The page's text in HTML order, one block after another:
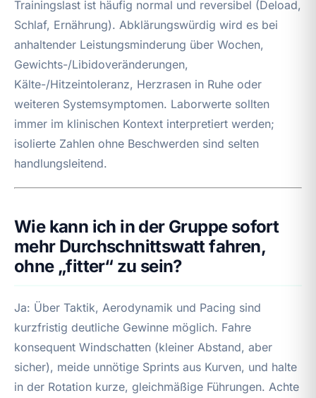
Trainingslast ist häufig normal und reversibel (Deload,
Schlaf, Ernährung). Abklärungswürdig wird es bei
anhaltender Leistungsminderung über Wochen,
Gewichts-/Libidoveränderungen,
Kälte-/Hitzeintoleranz, Herzrasen in Ruhe oder
weiteren Systemsymptomen. Laborwerte sollten
immer im klinischen Kontext interpretiert werden;
isolierte Zahlen ohne Beschwerden sind selten
handlungsleitend.
Wie kann ich in der Gruppe sofort
mehr Durchschnittswatt fahren,
ohne „fitter“ zu sein?
Ja: Über Taktik, Aerodynamik und Pacing sind
kurzfristig deutliche Gewinne möglich. Fahre
konsequent Windschatten (kleiner Abstand, aber
sicher), meide unnötige Sprints aus Kurven, und halte
in der Rotation kurze, gleichmäßige Führungen. Achte